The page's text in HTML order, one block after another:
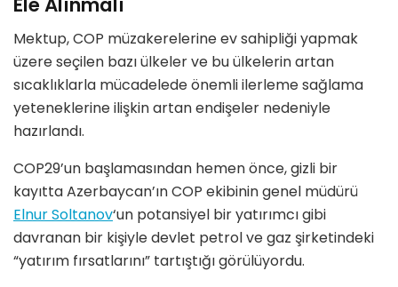
Mektup, COP müzakerelerine ev sahipliği yapmak
üzere seçilen bazı ülkeler ve bu ülkelerin artan
sıcaklıklarla mücadelede önemli ilerleme sağlama
yeteneklerine ilişkin artan endişeler nedeniyle
hazırlandı.
COP29’un başlamasından hemen önce, gizli bir
kayıtta Azerbaycan’ın COP ekibinin genel müdürü
Elnur Soltanov‘un potansiyel bir yatırımcı gibi
davranan bir kişiyle devlet petrol ve gaz şirketindeki
“yatırım fırsatlarını” tartıştığı görülüyordu.